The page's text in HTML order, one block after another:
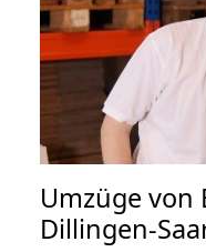
Umzüge von
Dillingen-